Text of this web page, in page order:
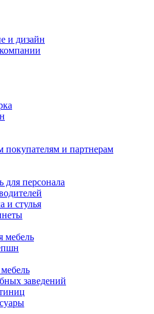
и дизайн
покупателям и партнерам
для персонала
и стулья
мебель
заведений